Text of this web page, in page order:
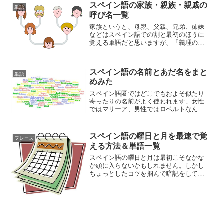
単語
スペイン語の家族・親族・親戚の
呼び名一覧
家族というと、母親、父親、兄弟、姉妹
などはスペイン語での割と最初のほうに
覚える単語だと思いますが、「義理の
うです。家族構成が複雑になればなるほ
ど、聞いたこともない呼び名...
単語
スペイン語の名前とあだ名をまと
めみた
スペイン語圏ではどこでもおよそ似たり
寄ったりの名前がよく使われます。女性
ではマリーア、男性ではロベルトなんか
します。あだ名の原型を分かっていれ
ば、その人...
フレーズ
スペイン語の曜日と月を最速で覚
える方法＆単語一覧
スペイン語の曜日と月は最初こそなかな
か頭に入らないかもしれません。しかし
ちょっとしたコツを掴んで暗記をしてし